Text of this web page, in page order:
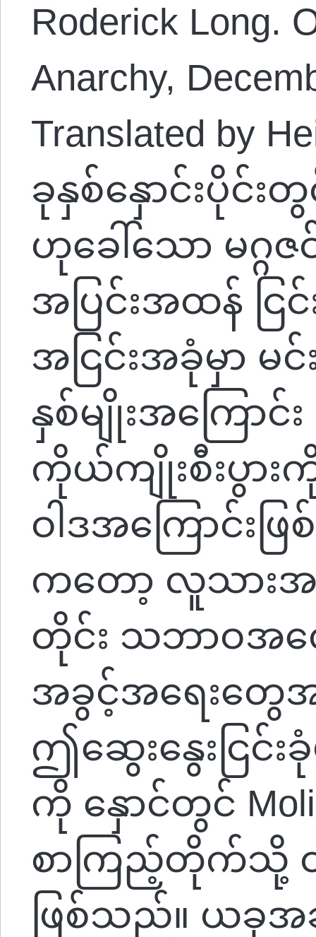
Roderick Long.
Anarchy,
Translated by
ခုနှစ်နှောင်းပိုင်း
ဟုခေါ်သော မဂ္ဂ
အပြင်းအထန် ငြ
အငြင်းအခုံမှာ မ
နှစ်မျိုးအကြောင်
ကိုယ်ကျိုးစီးပွာ
ဝါဒအကြောင်း
ကတော့ လူသားအ
တိုင်း သဘာဝအ
အခွင့်အရေးတွေအ
ဤဆွေးနွေးငြင်းခုံ
ကို နှောင်တွင်
စာကြည့်တိုက်သို့ ထ
ဖြစ်သည်။ ယခု